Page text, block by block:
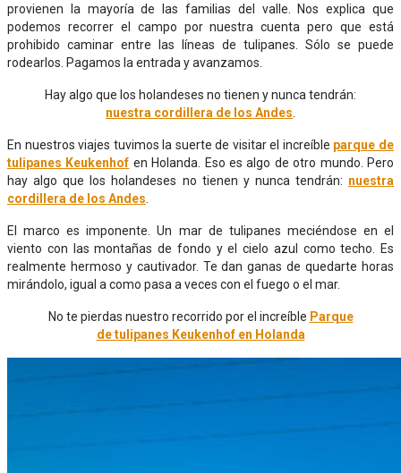
provienen la mayoría de las familias del valle. Nos explica que
podemos recorrer el campo por nuestra cuenta pero que está
prohibido caminar entre las líneas de tulipanes. Sólo se puede
rodearlos. Pagamos la entrada y avanzamos.
Hay algo que los holandeses no tienen y nunca tendrán:
nuestra cordillera de los Andes
En nuestros viajes tuvimos la suerte de visitar el increíble parque de
tulipanes Keukenhof en Holanda. Eso es algo de otro mundo. Pero
hay algo que los holandeses no tienen y nunca tendrán: nuestra
cordillera de los Andes
El marco es imponente. Un mar de tulipanes meciéndose en el
viento con las montañas de fondo y el cielo azul como techo. Es
realmente hermoso y cautivador. Te dan ganas de quedarte horas
mirándolo, igual a como pasa a veces con el fuego o el mar.
No te pierdas nuestro recorrido por el increíble Parque
de tulipanes Keukenhof en Holanda